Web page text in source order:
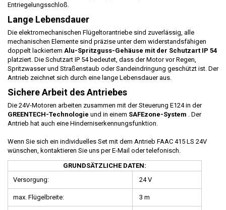
Entriegelungsschloß.
Lange Lebensdauer
Die elektromechanischen Flügeltorantriebe sind zuverlässig, alle
mechanischen Elemente sind präzise unter dem widerstandsfähigen
doppelt lackiertem Alu-Spritzguss-Gehäuse mit der Schutzart IP 54
platziert. Die Schutzart IP 54 bedeutet, dass der Motor vor Regen,
Spritzwasser und Straßenstaub oder Sandeindringung geschützt ist. Der
Antrieb zeichnet sich durch eine lange Lebensdauer aus.
Sichere Arbeit des Antriebes
Die 24V-Motoren arbeiten zusammen mit der Steuerung E124 in der
GREENTECH-Technologie und in einem SAFEzone-System
. Der
Antrieb hat auch eine Hinderniserkennungsfunktion.
Wenn Sie sich ein individuelles Set mit dem Antrieb FAAC 415 LS 24V
wünschen, kontaktieren Sie uns per E-Mail oder telefonisch.
GRUNDSÄTZLICHE DATEN:
Versorgung:
24 V
max. Flügelbreite: 3 m